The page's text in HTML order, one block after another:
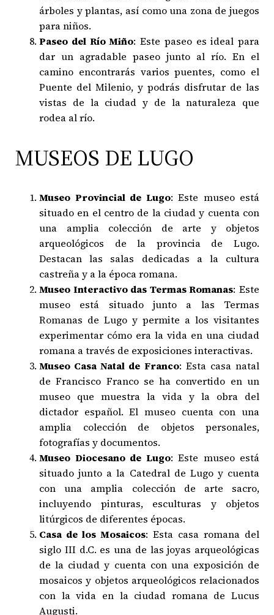
árboles y plantas, así como una zona de juegos
para niños.
Paseo del Río Miño: Este paseo es ideal para
dar un agradable paseo junto al río. En el
camino encontrarás varios puentes, como el
Puente del Milenio, y podrás disfrutar de las
vistas de la ciudad y de la naturaleza que
rodea al río.
MUSEOS DE LUGO
Museo Provincial de Lugo: Este museo está
situado en el centro de la ciudad y cuenta con
una amplia colección de arte y objetos
arqueológicos de la provincia de Lugo.
Destacan las salas dedicadas a la cultura
castreña y a la época romana.
Museo Interactivo das Termas Romanas: Este
museo está situado junto a las Termas
Romanas de Lugo y permite a los visitantes
experimentar cómo era la vida en una ciudad
romana a través de exposiciones interactivas.
Museo Casa Natal de Franco: Esta casa natal
de Francisco Franco se ha convertido en un
museo que muestra la vida y la obra del
dictador español. El museo cuenta con una
amplia colección de objetos personales,
fotografías y documentos.
Museo Diocesano de Lugo: Este museo está
situado junto a la Catedral de Lugo y cuenta
con una amplia colección de arte sacro,
incluyendo pinturas, esculturas y objetos
litúrgicos de diferentes épocas.
Casa de los Mosaicos: Esta casa romana del
siglo III d.C. es una de las joyas arqueológicas
de la ciudad y cuenta con una exposición de
mosaicos y objetos arqueológicos relacionados
con la vida en la ciudad romana de Lucus
Augusti.